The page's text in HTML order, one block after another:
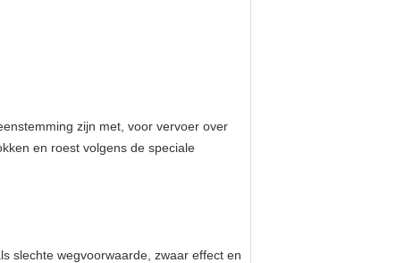
zijn met, voor vervoer over
en roest volgens de speciale
slechte wegvoorwaarde, zwaar effect en